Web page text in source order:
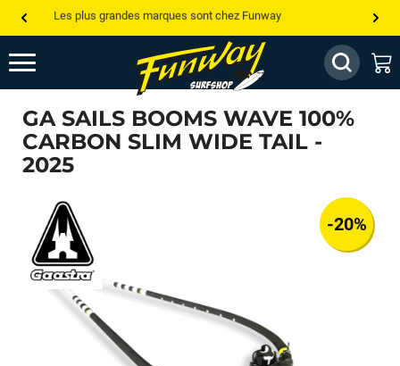
Les plus grandes marques sont chez Funway
Jusqu’à -75% de remise sur le windsurf, wingfoil, etc...
💰 Meilleur prix garanti — Moins cher ailleurs ? On s’aligne !
Besoin de conseils de pro ? Appelle nous !
GA SAILS BOOMS WAVE 100%
CARBON SLIM WIDE TAIL -
2025
-20%